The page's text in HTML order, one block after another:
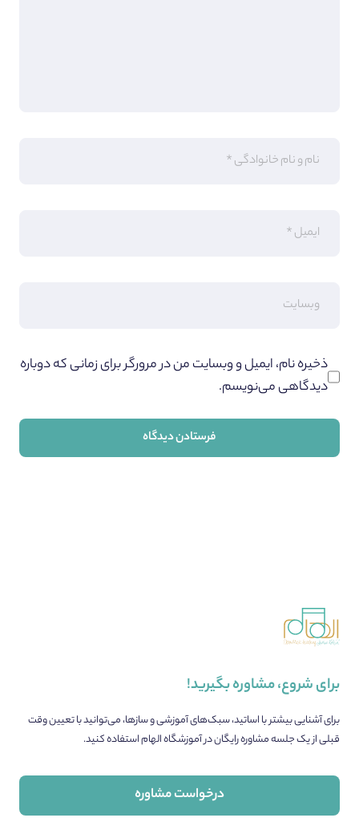
ذخیره نام، ایمیل و وبسایت من در مرورگر برای زمانی که دوباره
دیدگاهی می‌نویسم.
برای شروع، مشاوره بگیرید!
برای آشنایی بیشتر با اساتید، سبک‌های آموزشی و سازها، می‌توانید با تعیین وقت
قبلی از یک جلسه مشاوره رایگان در آموزشگاه الهام استفاده کنید.
درخواست مشاوره